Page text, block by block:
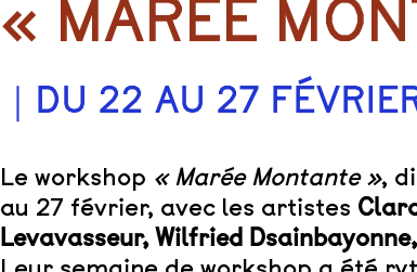
« MARÉE
｜DU 22 AU 27
Le workshop « Marée Montante »,
au 27 février, avec les artistes
Levavasseur, Wilfried